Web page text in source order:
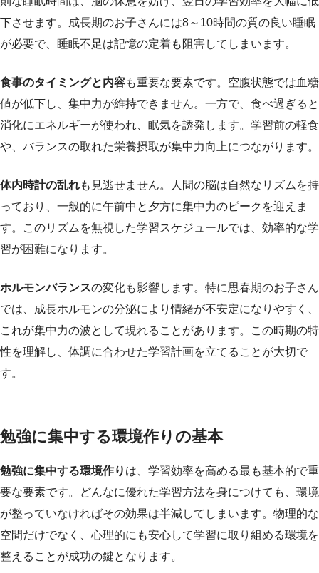
下させます。成長期のお子さんには8～10時間の質の良い睡眠
が必要で、睡眠不足は記憶の定着も阻害してしまいます。
食事のタイミングと内容も重要な要素です。空腹状態では血糖
値が低下し、集中力が維持できません。一方で、食べ過ぎると
消化にエネルギーが使われ、眠気を誘発します。学習前の軽食
や、バランスの取れた栄養摂取が集中力向上につながります。
体内時計の乱れも見逃せません。人間の脳は自然なリズムを持
っており、一般的に午前中と夕方に集中力のピークを迎えま
す。このリズムを無視した学習スケジュールでは、効率的な学
習が困難になります。
ホルモンバランスの変化も影響します。特に思春期のお子さん
では、成長ホルモンの分泌により情緒が不安定になりやすく、
これが集中力の波として現れることがあります。この時期の特
性を理解し、体調に合わせた学習計画を立てることが大切で
す。
勉強に集中する環境作りの基本
勉強に集中する環境作り は、学習効率を高める最も基本的で重
要な要素です。どんなに優れた学習方法を身につけても、環境
が整っていなければその効果は半減してしまいます。物理的な
空間だけでなく、心理的にも安心して学習に取り組める環境を
整えることが成功の鍵となります。